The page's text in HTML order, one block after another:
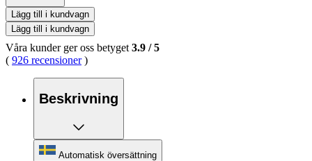
Lägg till i kundvagn
Lägg till i kundvagn
Våra kunder ger oss betyget 3.9 /5
( 926 recensioner)
Beskrivning
Automatisk översättning